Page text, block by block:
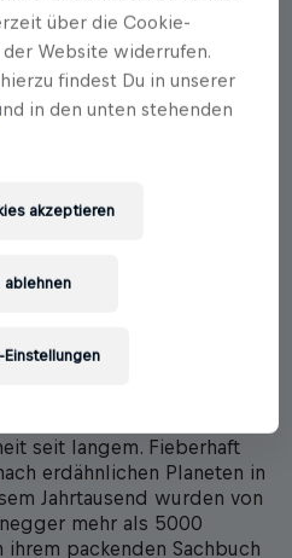
Universum?
oder gar eine zweite
seit langem. Fieberhaft
erdähnlichen Planeten in
Jahrtausend wurden von
mehr als 5000
packenden Sachbuch
über die Cookie-
Website widerrufen.
findest Du in unserer
in den unten stehenden
ablehnen
akzeptieren